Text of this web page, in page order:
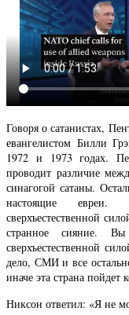
Говоря о сатанистах,
евангелистом Билли
1972 и 1973 годах.
проводит различие
синагогой сатаны.
настоящие
сверхъестественной
странное сияние.
сверхъестественной
дело, СМИ и все
иначе эта страна пойдет
Никсон ответил: «Я не